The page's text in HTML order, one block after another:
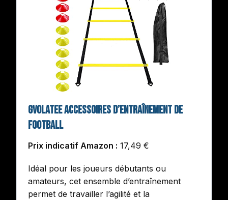
Gvolatee Accessoires d’entraînement de
Football
Prix indicatif Amazon : 17,49 €
Idéal pour les joueurs débutants ou
amateurs, cet ensemble d’entraînement
permet de travailler l’agilité et la